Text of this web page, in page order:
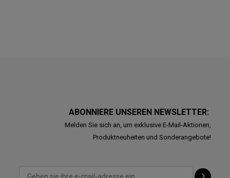
ABONNIERE UNSEREN NEWSLETTER:
Melden Sie sich an, um exklusive E-Mail-Aktionen,
Produktneuheiten und Sonderangebote!